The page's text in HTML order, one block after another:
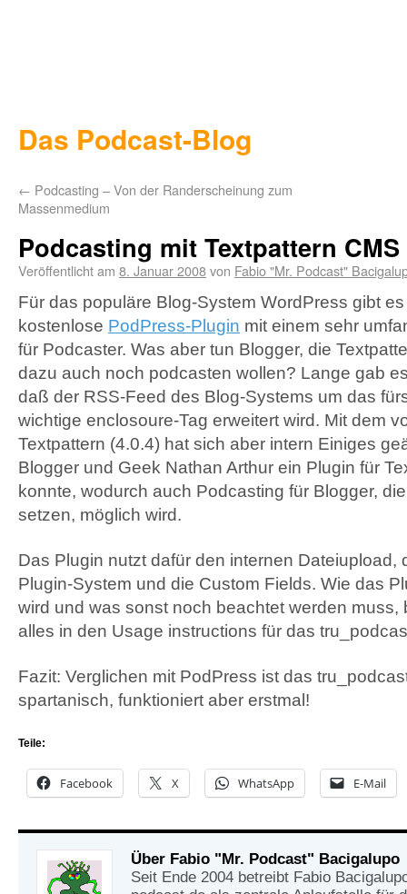
Das Podcast-Blog
← Podcasting – Von der Randerscheinung zum
Massenmedium
Podcasting mit Textpattern CMS
Veröffentlicht am 8. Januar 2008von Fabio "Mr. Podcast"
Für das populäre Blog-System WordPress gibt
kostenlose PodPress-Plugin mit einem sehr
für Podcaster. Was aber tun Blogger, die
dazu auch noch podcasten wollen? Lange gab
daß der RSS-Feed des Blog-Systems um das
wichtige enclosoure-Tag erweitert wird. Mit dem
Textpattern (4.0.4) hat sich aber intern Einiges
Blogger und Geek Nathan Arthur ein Plugin für
konnte, wodurch auch Podcasting für Blogger,
setzen, möglich wird.
Das Plugin nutzt dafür den internen Dateiupload,
Plugin-System und die Custom Fields. Wie das
wird und was sonst noch beachtet werden muss,
alles in den Usage instructions für das
Fazit: Verglichen mit PodPress ist das
spartanisch, funktioniert aber erstmal!
Teile:
Facebook X WhatsApp E-Mail
Über Fabio "Mr. Podcast" Bacigalupo
Seit Ende 2004 betreibt Fabio